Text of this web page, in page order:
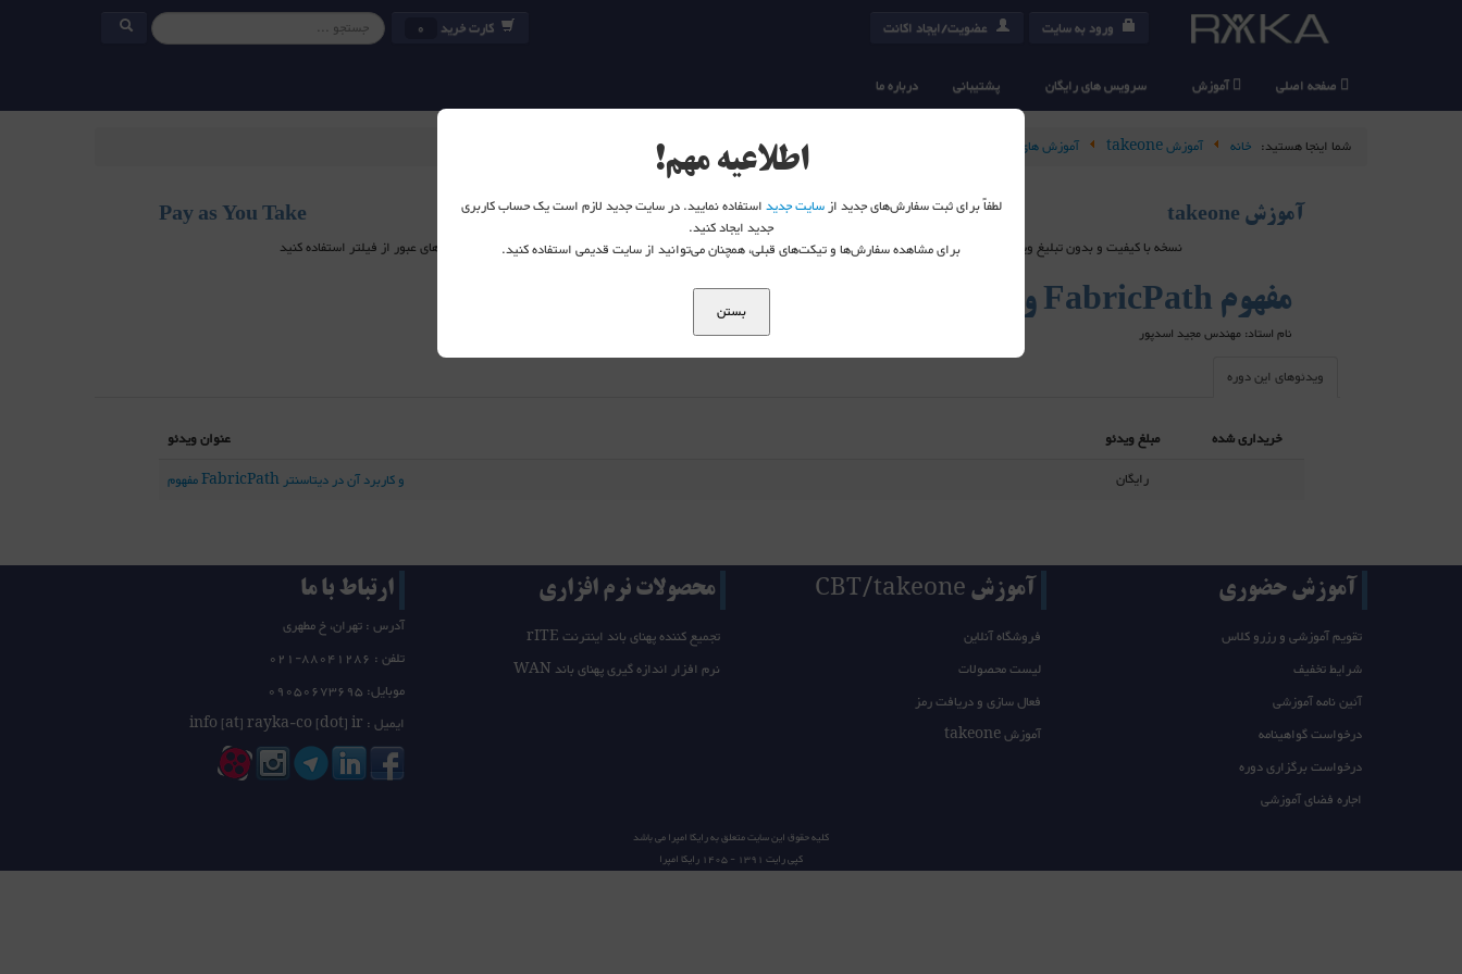
ورود به سایت عضویت/ایجاد اکانت کارت خرید 0
صفحه اصلی آموزش سرویس های رایگان پشتیبانی درباره ما
شما اینجا هستید: خانه آموزش takeone آموزش های رایگان
آموزش takeone Pay as You Take
نسخه با کیفیت و بدون تبلیغ ویدیو های takeone در سرویس دهنده های خارج از ایران هاست شده اند و برای استفاده از آنها می بایست از ابزارهای عبور از فیلتر استفاده کنید
مفهوم FabricPath و کاربرد آن در دیتاسنتر
نام استاد: مهندس مجید اسدپور
ویدئوهای این دوره
عنوان ویدئو مبلغ ویدئو
خریداری شده
مفهوم FabricPath و کاربرد آن در دیتاسنتر
رایگان
آموزش حضوری
تقویم آموزشی و رزرو کلاس
شرایط تخفیف
آئین نامه آموزشی
درخواست گواهینامه
درخواست برگزاری دوره
اجاره فضای آموزشی
آموزش CBT/takeone
فروشگاه آنلاین
لیست محصولات
فعال سازی و دریافت رمز
آموزش takeone
محصولات نرم افزاری
تجمیع کننده پهنای باند اینترنت rITE
نرم افزار اندازه گیری پهنای باند WAN
ارتباط با ما
آدرس : تهران، خ مطهری
تلفن : 21-88041286
0
موبایل: 09050673695
ایمیل : info [at] rayka-co [dot] ir
کلیه حقوق این سایت متعلق بهرایکا امپرامی باشد
کپی رایت 1391 - 1405
رایکا امپرا
اطلاعیه مهم!
لطفاً برای ثبت سفارش‌های جدید ازسایت جدیداستفاده نمایید. در سایت جدید لازم است یک حساب کاربری
جدید ایجاد کنید.
برای مشاهده سفارش‌ها و تیکت‌های قبلی، همچنان می‌توانید از سایت قدیمی استفاده کنید.
بستن